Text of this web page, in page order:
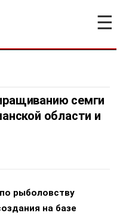
☰
семги
области и
рыболовству
на базе